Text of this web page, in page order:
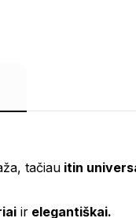
tačiauitin
irelegantiškai.